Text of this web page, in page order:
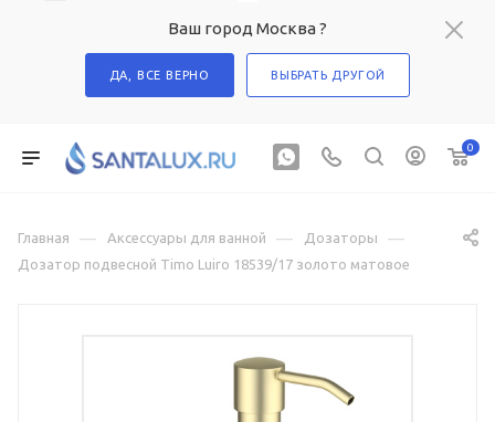
Ваш город Москва ?
ДА, ВСЕ ВЕРНО ВЫБРАТЬ ДРУГОЙ
0
Главная — Аксессуары для ванной — Дозаторы —
Дозатор подвесной Timo Luiro 18539/17 золото матовое